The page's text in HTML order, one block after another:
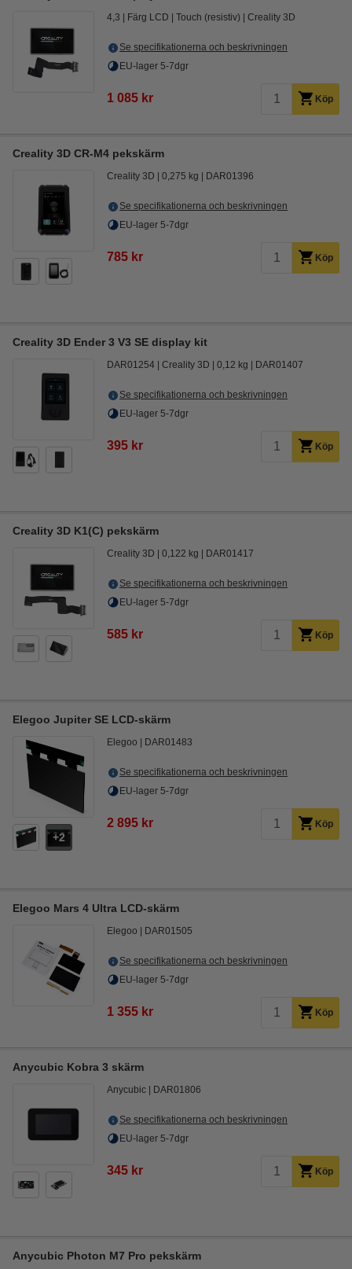
4,3 Färg LCD Touch (resistiv) Creality 3D
Se specifikationerna och beskrivningen
EU-lager 5-7dgr
1 085 kr Köp
Creality 3D CR-M4 pekskärm
Creality 3D 0,275 kg DAR01396
Se specifikationerna och beskrivningen
EU-lager 5-7dgr
785 kr Köp
Creality 3D Ender 3 V3 SE display kit
DAR01254 Creality 3D 0,12 kg DAR01407
Se specifikationerna och beskrivningen
EU-lager 5-7dgr
395 kr Köp
Creality 3D K1(C) pekskärm
Creality 3D 0,122 kg DAR01417
Se specifikationerna och beskrivningen
EU-lager 5-7dgr
585 kr Köp
Elegoo Jupiter SE LCD-skärm
2
Elegoo DAR01483
Se specifikationerna och beskrivningen
EU-lager 5-7dgr
2 895 kr Köp
Elegoo Mars 4 Ultra LCD-skärm
Elegoo DAR01505
Se specifikationerna och beskrivningen
EU-lager 5-7dgr
1 355 kr Köp
Anycubic Kobra 3 skärm
Anycubic DAR01806
Se specifikationerna och beskrivningen
EU-lager 5-7dgr
345 kr Köp
Anycubic Photon M7 Pro pekskärm